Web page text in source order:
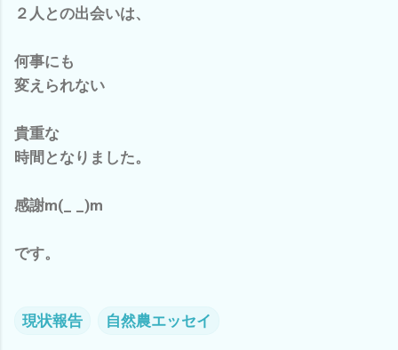
２人との出会いは、
何事にも
変えられない
貴重な
時間となりました。
感謝m(_ _)m
です。
現状報告 自然農エッセイ